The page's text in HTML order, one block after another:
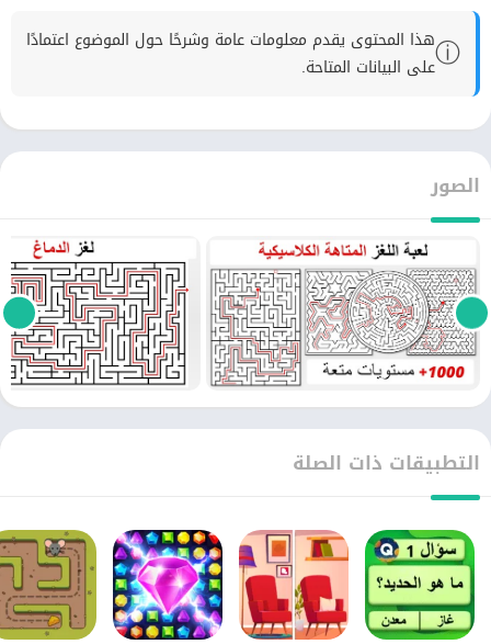
ⓘهذا المحتوى يقدم معلومات عامة وشرحًا حول الموضوع اعتمادًا
على البيانات المتاحة.
الصور
التطبيقات ذات الصلة